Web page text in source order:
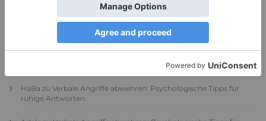
NEUESTE KOMMENTARE
HaBa zu Verbale Angriffe abwehren: Psychologische Tipps für
ruhige Antworten